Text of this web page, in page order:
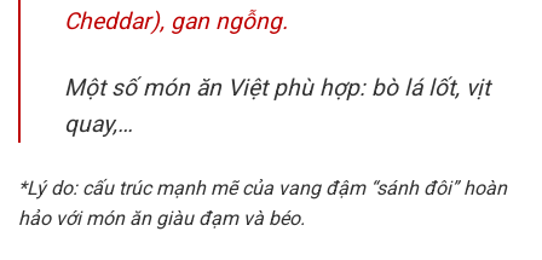
Cheddar), gan ngỗng.
Một số món ăn Việt phù hợp: bò lá lốt, vịt
quay,…
*Lý do: cấu trúc mạnh mẽ của vang đậm “sánh đôi” hoàn
hảo với món ăn giàu đạm và béo.